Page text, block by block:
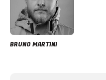
BRUNO MARTINI